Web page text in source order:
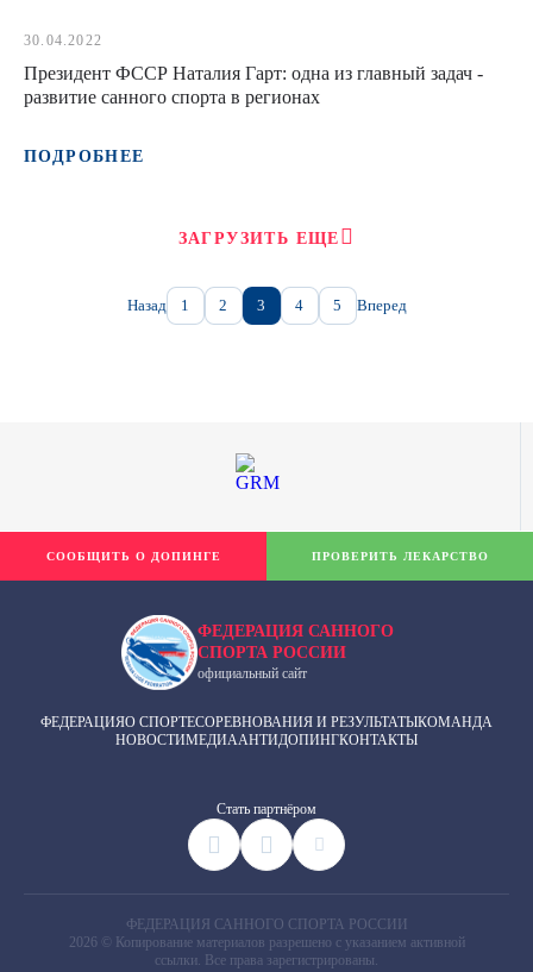
30.04.2022
Президент ФССР Наталия Гарт: одна из главный задач -
развитие санного спорта в регионах
ПОДРОБНЕЕ
ЗАГРУЗИТЬ ЕЩЕ
Назад 1 2 3 4 5 Вперед
ФЕДЕРАЦИЯ САННОГО
СПОРТА РОССИИ
официальный сайт
ФЕДЕРАЦИЯО СПОРТЕСОРЕВНОВАНИЯ И РЕЗУЛЬТАТЫКОМАНДА
НОВОСТИМЕДИААНТИДОПИНГКОНТАКТЫ
Cтать партнёром
СООБЩИТЬ О ДОПИНГЕ ПРОВЕРИТЬ ЛЕКАРСТВО
ФЕДЕРАЦИЯ САННОГО СПОРТА РОССИИ
2026 © Копирование материалов разрешено с указанием активной
ссылки. Все права зарегистрированы.